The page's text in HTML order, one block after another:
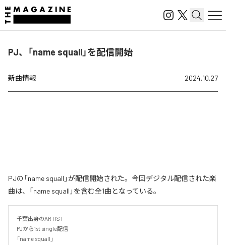
PJ、「name squall」を配信開始
新曲情報 2024.10.27
PJの「name squall」が配信開始された。今回デジタル配信された楽
曲は、「name squall」を含む全1曲となっている。
千葉出身のARTIST
PJから1st single配信
「name squall」